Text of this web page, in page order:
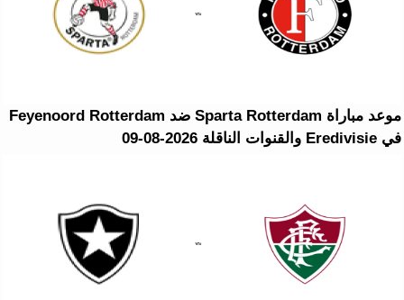
موعد مباراة Sparta Rotterdam ضد Feyenoord Rotterdam
في Eredivisie والقنوات الناقلة 2026-08-09